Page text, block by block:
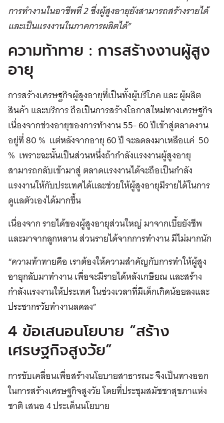
การทำงานในอาชีพที่ 2 ซึ่งผู้สูงอายุยังสามารถสร้างรายได้
และเป็นแรงงานในภาคการผลิตได้”
ความท้าทาย : การสร้างงานผู้สูง
อายุ
การสร้างเศรษฐกิจผู้สูงอายุที่เป็นทั้งผู้บริโภค และ ผู้ผลิต
สินค้า และบริการ ถือเป็นการสร้างโอกาสใหม่ทางเศรษฐกิจ
เนื่องจากช่วงอายุของการทำงาน 55- 60 ปีเข้าสู่ตลาดงาน
อยู่ที่ 80 % แต่หลังจากอายุ 60 ปี จะลดลงมาเหลือแค่ 50
% เพราะฉะนั้นเป็นส่วนหนึ่งถ้ากำลังแรงงานผู้สูงอายุ
สามารถกลับเข้ามาสู่ ตลาดแรงงานได้จะถือเป็นกำลัง
แรงงานให้กับประเทศได้และช่วยให้ผู้สูงอายุมีรายได้ในการ
ดูแลตัวเองได้มากขึ้น
เนื่องจาก รายได้ของผู้สูงอายุส่วนใหญ่ มาจากเบี้ยยังชีพ
และมาจากลูกหลาน ส่วนรายได้จากการทำงาน มีไม่มากนัก
“ความท้าทายคือ เราต้องให้ความสำคัญกับการทำให้ผู้สูง
อายุกลับมาทำงาน เพื่อจะมีรายได้หลังเกษียณ และสร้าง
กำลังแรงงานให้ประเทศ ในช่วงเวลาที่มีเด็กเกิดน้อยลงและ
ประชากรวัยทำงานลดลง”
4 ข้อเสนอนโยบาย “สร้าง
เศรษฐกิจสูงวัย”
การขับเคลื่อนเพื่อสร้างนโยบายสาธารณะ จึงเป็นทางออก
ในการสร้างเศรษฐกิจสูงวัย โดยที่ประชุมสมัชชาสุขภาแห่ง
ชาติ เสนอ 4 ประเด็นนโยบาย